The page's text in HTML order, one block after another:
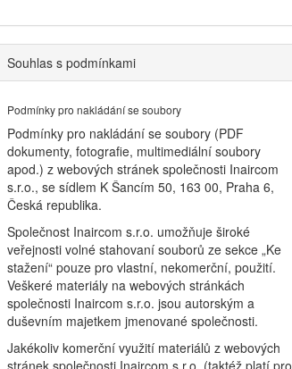
Souhlas s podmínkami
Podmínky pro nakládání se soubory
Podmínky pro nakládání se soubory (PDF
dokumenty, fotografie, multimediální soubory
apod.) z webových stránek společnosti Inaircom
s.r.o., se sídlem K Šancím 50, 163 00, Praha 6,
Česká republika.
Společnost Inaircom s.r.o. umožňuje široké
veřejnosti volné stahovaní souborů ze sekce „Ke
stažení“ pouze pro vlastní, nekomerční, použití.
Veškeré materiály na webových stránkách
společnosti Inaircom s.r.o. jsou autorským a
duševním majetkem jmenované společnosti.
Jakékoliv komerční využití materiálů z webových
stránek společnosti Inaircom s.r.o. (taktéž platí pro